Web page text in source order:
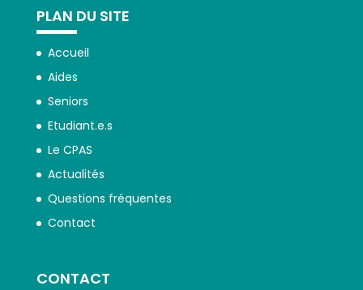
PLAN DU SITE
Accueil
Aides
Seniors
Etudiant.e.s
Le CPAS
Actualités
Questions fréquentes
Contact
CONTACT